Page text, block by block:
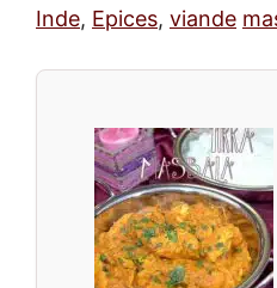
Inde, Epices, viande